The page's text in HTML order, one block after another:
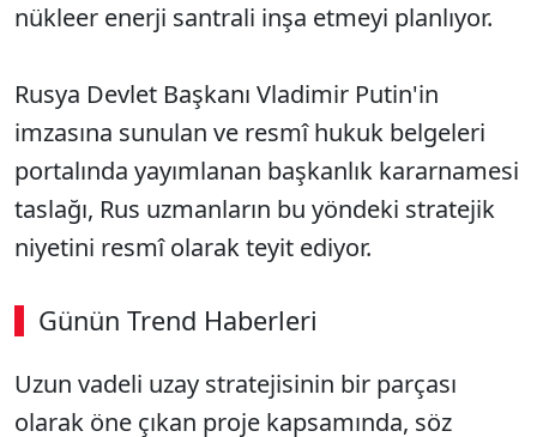
nükleer enerji santrali inşa etmeyi planlıyor.
Rusya Devlet Başkanı Vladimir Putin'in
imzasına sunulan ve resmî hukuk belgeleri
portalında yayımlanan başkanlık kararnamesi
taslağı, Rus uzmanların bu yöndeki stratejik
niyetini resmî olarak teyit ediyor.
Günün Trend Haberleri
00:02 / 08:15
Sesi Aç
Uzun vadeli uzay stratejisinin bir parçası
olarak öne çıkan proje kapsamında, söz